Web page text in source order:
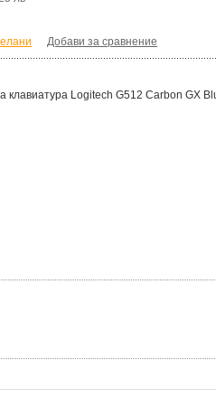
Добави за сравнение
клавиатура Logitech G512 Carbon GX